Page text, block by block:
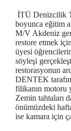
İTÜ Denizcilik
boyunca eğitim
M/V Akdeniz
restore etmek
üyesi
söyleşi
restorasyonun
DENTEK
filikanın motoru
Zemin tahtaları
önümüzdeki
ise kamara için